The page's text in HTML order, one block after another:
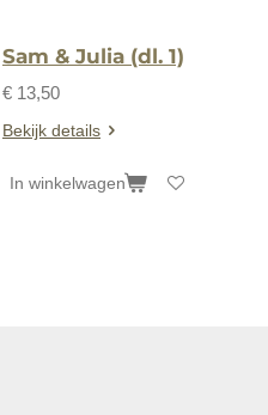
Sam & Julia (dl. 1)
€ 13,50
Bekijk details
In winkelwagen